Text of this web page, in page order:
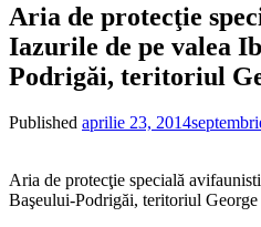
Aria de protecţie
Iazurile de pe valea
Podrigăi, teritoriul
Published aprilie 23, 2014
Aria de protecţie specială
Başeului-Podrigăi, teritoriul George